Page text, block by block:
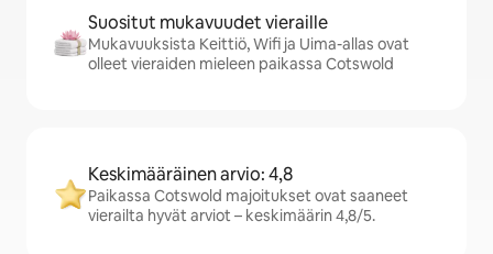
Suositut mukavuudet vieraille
Mukavuuksista Keittiö, Wifi ja Uima-allas ovat
olleet vieraiden mieleen paikassa Cotswold
Keskimääräinen arvio: 4,8
Paikassa Cotswold majoitukset ovat saaneet
vierailta hyvät arviot – keskimäärin 4,8/5.